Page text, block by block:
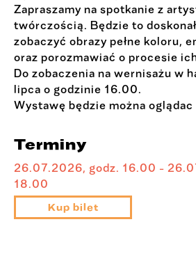
Zapraszamy na spotkanie z
twórczością. Będzie to
zobaczyć obrazy pełne koloru,
oraz porozmawiać o procesie
Do zobaczenia na wernisażu w
lipca o godzinie 16.00.
Wystawę będzie można oglądac
Terminy
26.07.2026, godz. 16.00 -
18.00
Kup bilet